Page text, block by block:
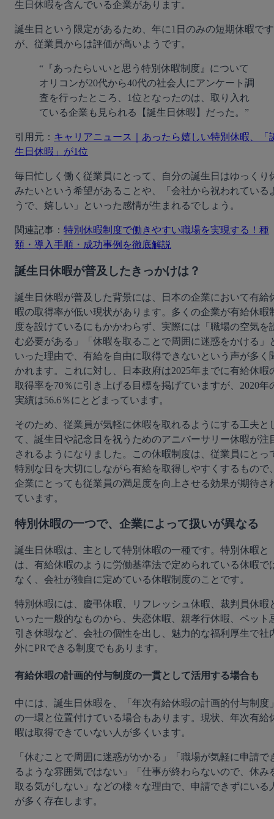
生日休暇を含んでいる企業があります。
誕生日という限定があるため、年に1日のみの短期休暇です
が、従業員からは評価が高いようです。
“『あったらいいと思う特別休暇制度』について
オリコンが20代から40代の社会人にアンケート調
査を行ったところ、1位となったのは、取り入れ
ている企業も見られる【誕生日休暇】だった。”
引用元： キャリアニュース｜あったら嬉しい特別休暇、「
生日休暇」が1位
毎日忙しく働く従業員にとって、自分の誕生日はゆっくり
みたいという希望があることや、「会社から祝われている
うで、嬉しい」といった感情が生まれるでしょう。
関連記事： 特別休暇制度で働きやすい職場を実現する！種
類・導入手順・成功事例を徹底解説
誕生日休暇が普及したきっかけは？
誕生日休暇が普及した背景には、日本の企業において有給
暇の取得率が低い現状があります。多くの企業が有給休暇
度を設けているにもかかわらず、実際には「職場の空気を
む必要がある」「休暇を取ることで周囲に迷惑をかける」
いった理由で、有給を自由に取得できないという声が多く
かれます。これに対し、日本政府は2025年までに有給休暇
取得率を70％に引き上げる目標を掲げていますが、2020年
実績は56.6％にとどまっています。
そのため、従業員が気軽に休暇を取れるようにする工夫と
て、誕生日や記念日を祝うためのアニバーサリー休暇が注
されるようになりました。この休暇制度は、従業員にとっ
特別な日を大切にしながら有給を取得しやすくするもので
企業にとっても従業員の満足度を向上させる効果が期待さ
ています。
特別休暇の一つで、企業によって扱いが異なる
誕生日休暇は、主として特別休暇の一種です。特別休暇と
は、有給休暇のように労働基準法で定められている休暇で
なく、会社が独自に定めている休暇制度のことです。
特別休暇には、慶弔休暇、リフレッシュ休暇、裁判員休暇
いった一般的なものから、失恋休暇、親孝行休暇、ペット
引き休暇など、会社の個性を出し、魅力的な福利厚生で社
外にPRできる制度でもあります。
有給休暇の計画的付与制度の一貫として活用する場合も
中には、誕生日休暇を、「年次有給休暇の計画的付与制度
の一環と位置付けている場合もあります。現状、年次有給
暇は取得できていない人が多くいます。
「休むことで周囲に迷惑がかかる」「職場が気軽に申請で
るような雰囲気ではない」「仕事が終わらないので、休み
取る気がしない」などの様々な理由で、申請できずにいる
が多く存在します。